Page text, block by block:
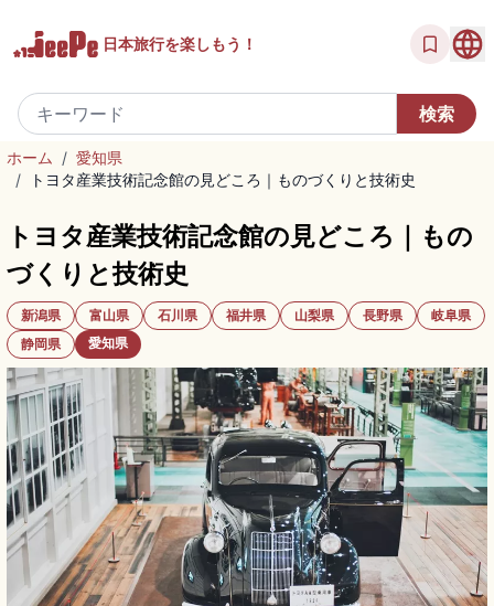
日本旅行を楽しもう！
ホーム / 愛知県
/
トヨタ産業技術記念館の見どころ｜ものづくりと技術史
トヨタ産業技術記念館の見どころ｜もの
づくりと技術史
新潟県 富山県 石川県 福井県 山梨県 長野県
岐阜県
静岡県
愛知県